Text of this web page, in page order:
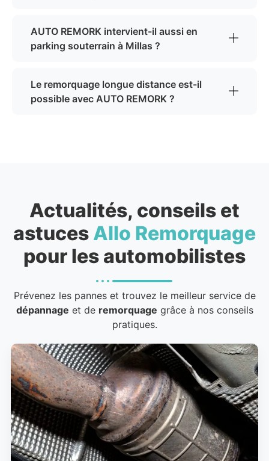
AUTO REMORK intervient-il aussi en
parking souterrain à Millas ?
Le remorquage longue distance est-il
possible avec AUTO REMORK ?
Actualités, conseils et
astuces Allo Remorquage
pour les automobilistes
Prévenez les pannes et trouvez le meilleur service de
dépannage et de remorquage grâce à nos conseils
pratiques.